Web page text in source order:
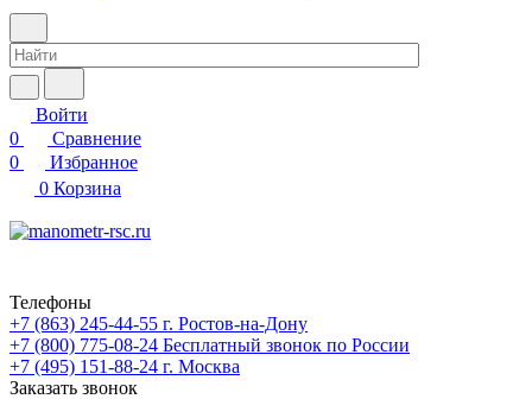
Войти
0
Сравнение
0
Избранное
0 Корзина
Телефоны
+7 (863) 245-44-55 г. Ростов-на-Дону
+7 (800) 775-08-24 Бесплатный звонок по России
+7 (495) 151-88-24 г. Москва
Заказать звонок